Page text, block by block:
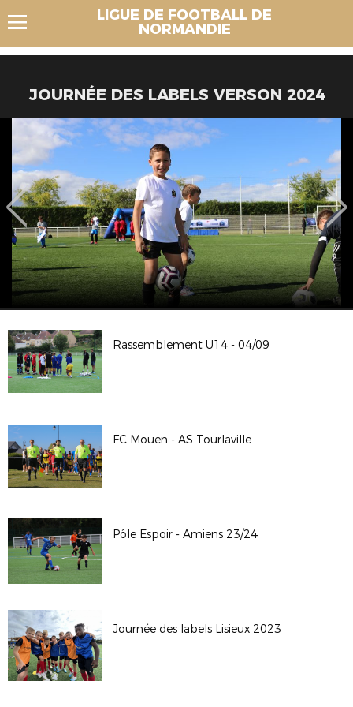
LIGUE DE FOOTBALL DE
NORMANDIE
JOURNÉE DES LABELS VERSON 2024
Rassemblement U14 - 04/09
FC Mouen - AS Tourlaville
Pôle Espoir - Amiens 23/24
Journée des labels Lisieux 2023